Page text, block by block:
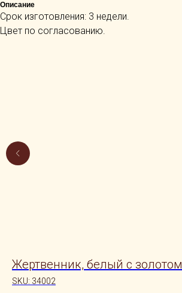
Описание
Срок изготовления: 3 недели.
Цвет по согласованию.
Жертвенник, белый с золотом
SKU: 34002